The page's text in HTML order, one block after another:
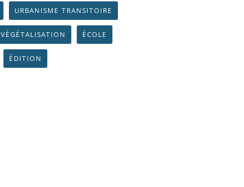
URBANISME TRANSITOIRE
VÉGÉTALISATION ÉCOLE
ÉDITION